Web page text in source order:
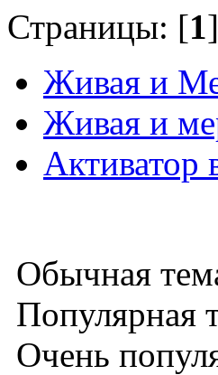
Страницы: [1]
Живая и
Живая и
Активатор
Обычная
Популярная
Очень